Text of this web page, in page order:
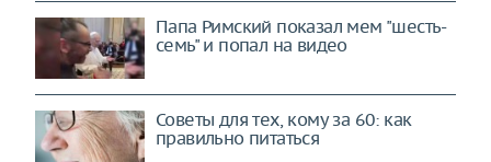
Папа Римский показал мем "шесть-
семь" и попал на видео
Советы для тех, кому за 60: как
правильно питаться